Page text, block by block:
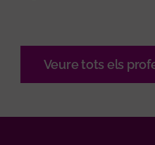
Veure tots els